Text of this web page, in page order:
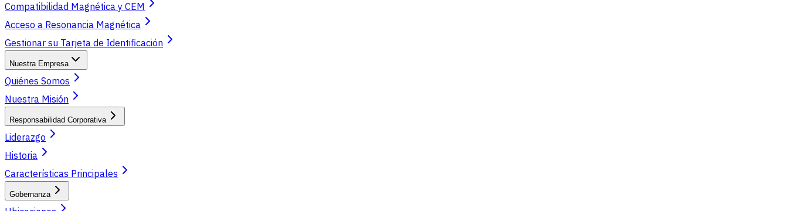
Compatibilidad Magnética y CEM
Acceso a Resonancia Magnética
Gestionar su Tarjeta de Identificación
Nuestra Empresa
Quiénes Somos
Nuestra Misión
Responsabilidad Corporativa
Liderazgo
Historia
Características Principales
Gobernanza